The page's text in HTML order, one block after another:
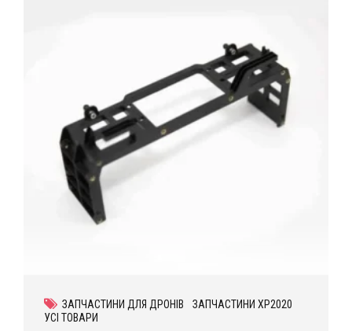
ЗАПЧАСТИНИ ДЛЯ ДРОНІВ
ЗАПЧАСТИНИ XP2020
УСІ ТОВАРИ